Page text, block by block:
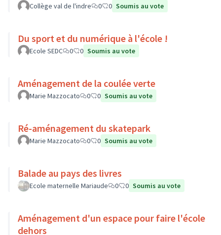
Collège val de l'indre 0 0 Soumis au vote
Du sport et du numérique à l'école !
Ecole SEDC 0 0 Soumis au vote
Aménagement de la coulée verte
Marie Mazzocato 0 0 Soumis au vote
Ré-aménagement du skatepark
Marie Mazzocato 0 0 Soumis au vote
Balade au pays des livres
Ecole maternelle Mariaude 0 0 Soumis au vote
Aménagement d'un espace pour faire l'école
dehors